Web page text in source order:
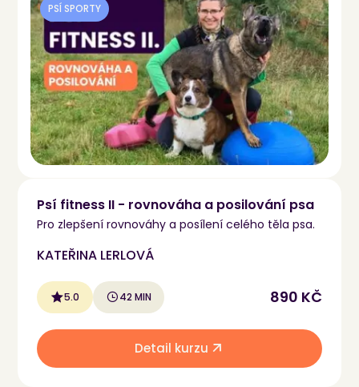
PSÍ SPORTY
Psí fitness II - rovnováha a posilování psa
Pro zlepšení rovnováhy a posílení celého těla psa.
KATEŘINA LERLOVÁ
5.0 42 MIN 890 KČ
Detail kurzu